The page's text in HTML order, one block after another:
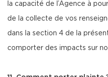
la capacité de l’Agence à
de la collecte de vos
dans la section 4 de la
comporter des impacts sur